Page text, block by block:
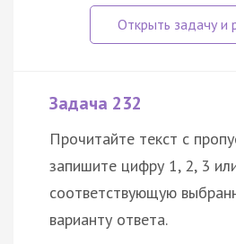
Задача 232
Прочитайте текст с
запишите цифру 1, 2, 3
соответствующую
варианту ответа.